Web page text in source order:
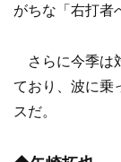
がちな「右打者
さらに今季は
ており、波に乗
スだ。